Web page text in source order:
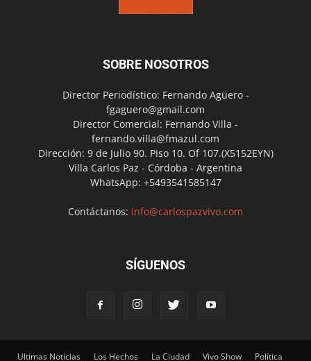
SOBRE NOSOTROS
Director Periodístico: Fernando Agüero -
fgaguero@gmail.com
Director Comercial: Fernando Villa -
fernando.villa@fmazul.com
Dirección: 9 de Julio 90. Piso 10. Of 107.(X5152EYN)
Villa Carlos Paz - Córdoba - Argentina
WhatsApp: +5493541585147
Contáctanos: info@carlospazvivo.com
SÍGUENOS
Ultimas Noticias Los Hechos La Ciudad Vivo Show Política